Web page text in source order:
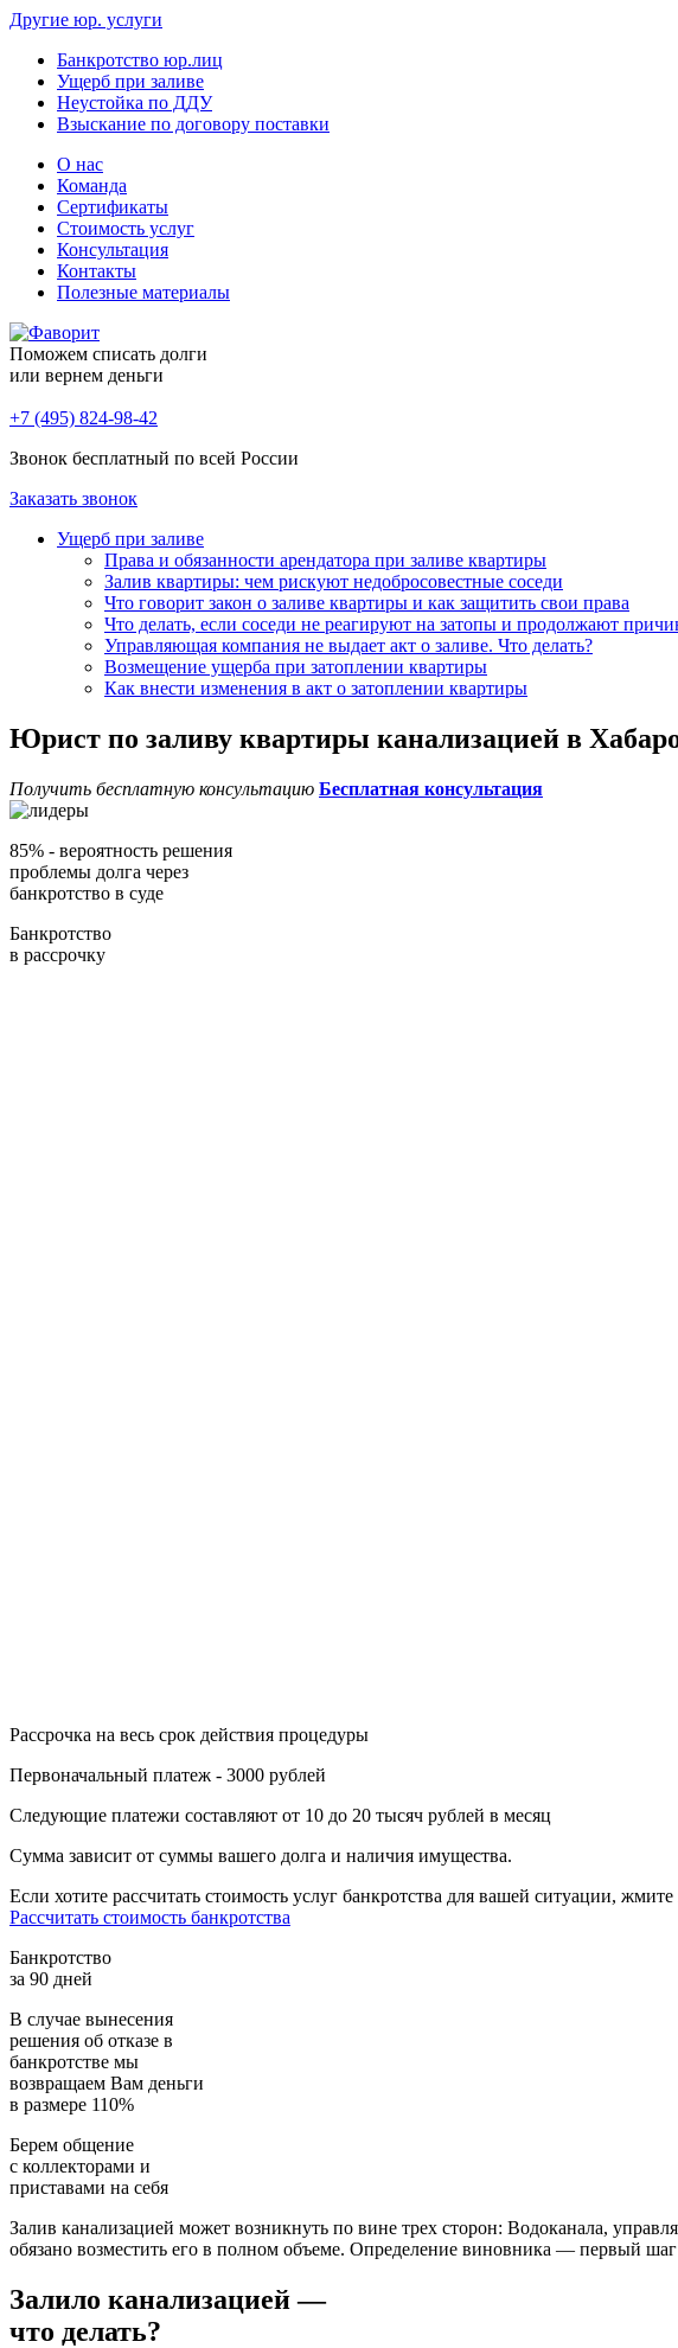
Другие юр. услуги
Банкротство юр.лиц
Ущерб при заливе
Неустойка по ДДУ
Взыскание по договору поставки
О нас
Команда
Сертификаты
Стоимость услуг
Консультация
Контакты
Полезные материалы
Поможем списать долги
или вернем деньги
+7 (495) 824-98-42
Звонок бесплатный по всей России
Заказать звонок
Ущерб при заливе
Права и обязанности арендатора при заливе квартиры
Залив квартиры: чем рискуют недобросовестные соседи
Что говорит закон о заливе квартиры и как защитить свои права
Что делать, если соседи не реагируют на затопы и продолжают
Управляющая компания не выдает акт о заливе. Что делать?
Возмещение ущерба при затоплении квартиры
Как внести изменения в акт о затоплении квартиры
Юрист по заливу квартиры канализацией в
Получить бесплатную консультацию Бесплатная консультация
85% - вероятность решения
проблемы долга через
банкротство в суде
Банкротство
в рассрочку
Рассрочка на весь срок действия процедуры
Первоначальный платеж - 3000 рублей
Следующие платежи составляют от 10 до 20 тысяч рублей в месяц
Сумма зависит от суммы вашего долга и наличия имущества.
Если хотите рассчитать стоимость услуг банкротства для вашей ситуации, жмите
Рассчитать стоимость банкротства
Банкротство
за 90 дней
В случае вынесения
решения об отказе в
банкротстве мы
возвращаем Вам деньги
в размере 110%
Берем общение
с коллекторами и
приставами на себя
Залив канализацией может возникнуть по вине трех сторон: Водоканала,
обязано возместить его в полном объеме. Определение виновника — первый
Залило канализацией —
что делать?